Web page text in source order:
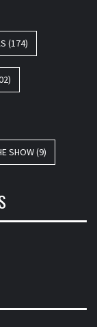
(174)
SHOW(9)